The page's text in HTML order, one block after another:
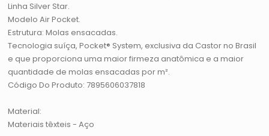
Linha Silver Star.
Modelo Air Pocket.
Estrutura: Molas ensacadas.
Tecnologia suíça, Pocket® System, exclusiva da Castor no Brasil
e que proporciona uma maior firmeza anatômica e a maior
quantidade de molas ensacadas por m².
Código Do Produto: 7895606037818
Material:
Materiais têxteis - Aço